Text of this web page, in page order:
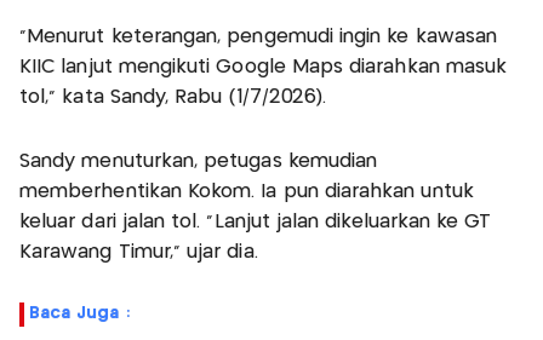
“Menurut keterangan, pengemudi ingin ke kawasan
KIIC lanjut mengikuti Google Maps diarahkan masuk
tol,” kata Sandy, Rabu (1/7/2026).
Sandy menuturkan, petugas kemudian
memberhentikan Kokom. Ia pun diarahkan untuk
keluar dari jalan tol. “Lanjut jalan dikeluarkan ke GT
Karawang Timur,” ujar dia.
Baca Juga :